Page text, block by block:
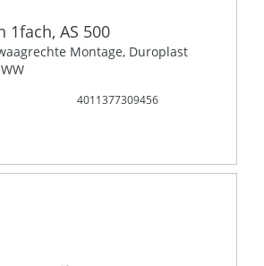
1fach, AS 500
Montage, Duroplast
4011377309456